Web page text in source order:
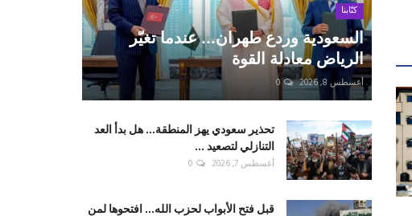
كتّابنا
السعودية وردع طهران... عندما تغيّر
الرياض معادلة القوة
أغسطس 8, 2026 0
تحذير سعودي يهز المنطقة... هل بدأ العد
التنازلي لتصعيد ...
أغسطس 7, 2026 0
قبل فتح الأبواب لحزب الله... افتحوها لمن